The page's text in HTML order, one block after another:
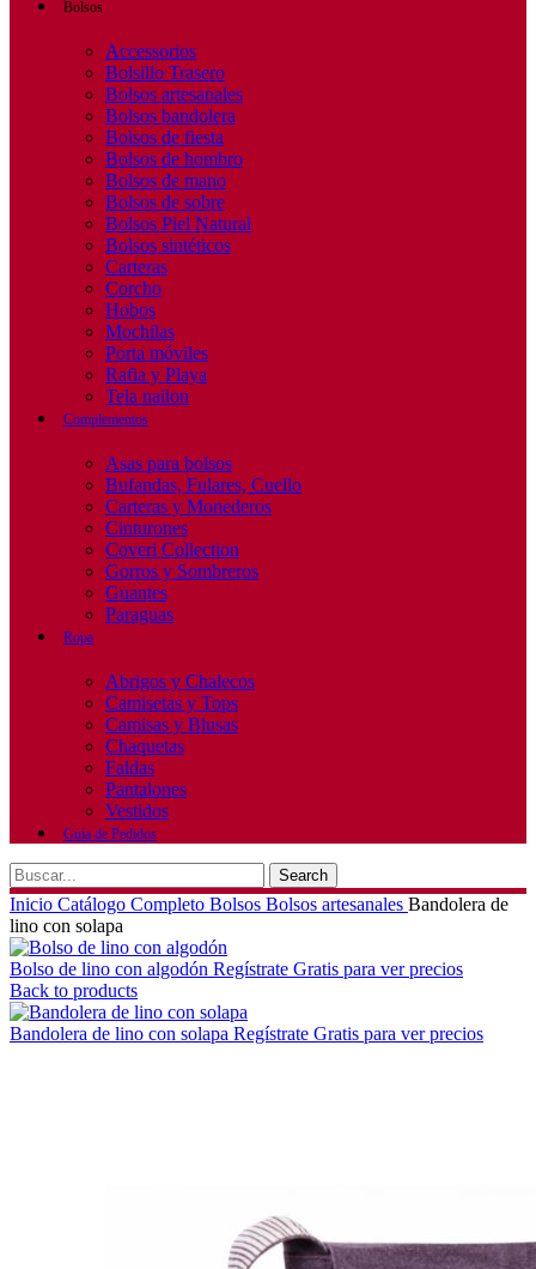
Bolsos
Accessorios
Bolsillo Trasero
Bolsos artesanales
Bolsos bandolera
Bolsos de fiesta
Bolsos de hombro
Bolsos de mano
Bolsos de sobre
Bolsos Piel Natural
Bolsos sintéticos
Carteras
Corcho
Hobos
Mochilas
Porta móviles
Rafia y Playa
Tela nailon
Complementos
Asas para bolsos
Bufandas, Fulares, Cuello
Carteras y Monederos
Cinturones
Coveri Collection
Gorros y Sombreros
Guantes
Paraguas
Ropa
Abrigos y Chalecos
Camisetas y Tops
Camisas y Blusas
Chaquetas
Faldas
Pantalones
Vestidos
Guía de Pedidos
Search
Inicio Catálogo Completo Bolsos Bolsos artesanales Bandolera de
lino con solapa
Bolso de lino con algodón Regístrate Gratis para ver precios
Back to products
Bandolera de lino con solapa Regístrate Gratis para ver precios